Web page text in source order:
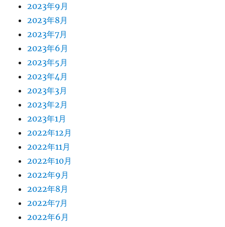
2023年9月
2023年8月
2023年7月
2023年6月
2023年5月
2023年4月
2023年3月
2023年2月
2023年1月
2022年12月
2022年11月
2022年10月
2022年9月
2022年8月
2022年7月
2022年6月